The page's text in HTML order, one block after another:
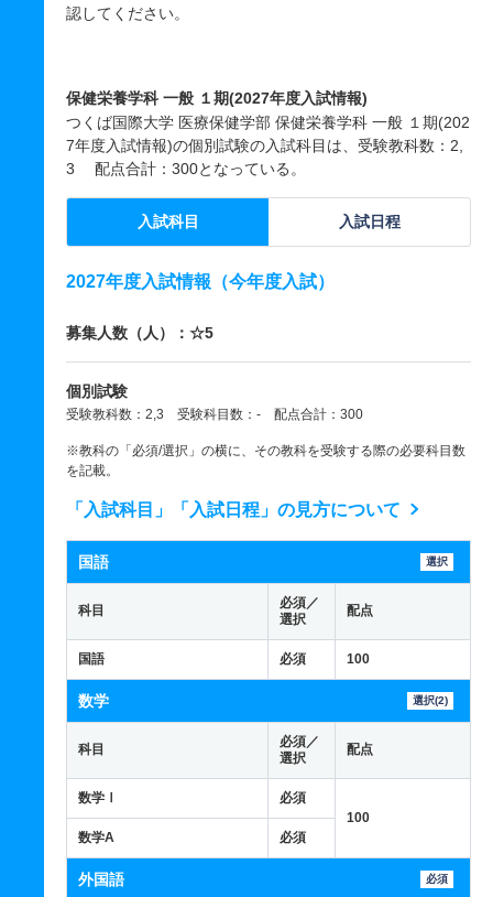
認してください。
保健栄養学科 一般 １期(2027年度入試情報)
つくば国際大学 医療保健学部 保健栄養学科 一般 １期(202
7年度入試情報)の個別試験の入試科目は、受験教科数：2,
3 配点合計：300となっている。
入試科目 入試日程
2027年度入試情報（今年度入試）
募集人数（人）：☆5
個別試験
受験教科数：2,3 受験科目数：- 配点合計：300
※教科の「必須/選択」の横に、その教科を受験する際の必要科目数
を記載。
「入試科目」「入試日程」の見方について
国語 選択
科目
必須／
選択
配点
国語 必須 100
数学 選択(2)
科目
必須／
選択
配点
数学Ⅰ
必須
100
数学A
必須
外国語 必須